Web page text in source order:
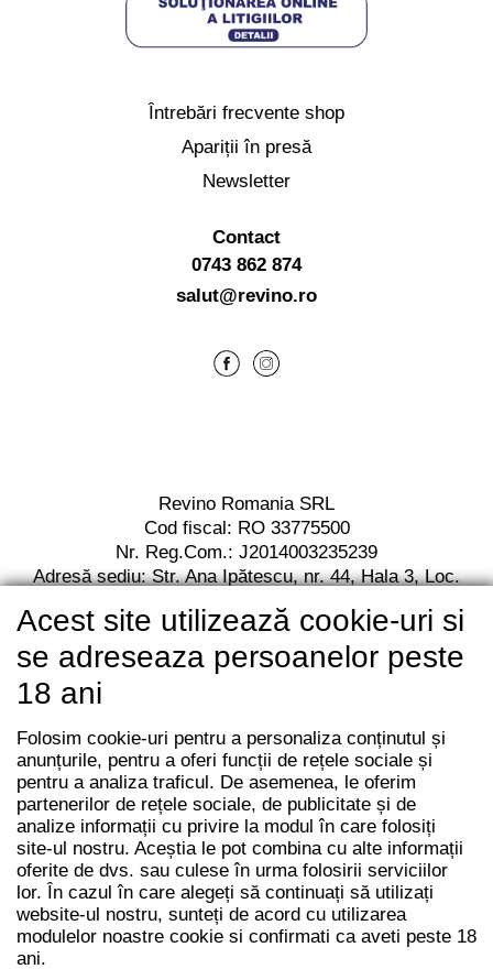
Întrebări frecvente shop
Apariții în presă
Newsletter
Contact
0743 862 874
salut@revino.ro
Revino Romania SRL
Cod fiscal: RO 33775500
Nr. Reg.Com.: J2014003235239
Adresă sediu: Str. Ana Ipătescu,nr. 44, Hala 3,Loc.
RO13 BACX 0000 0010 7112 2001
Unicredit Bank
Acest site utilizează cookie-uri si
se adreseaza persoanelor peste
18 ani
Folosim cookie-uri pentru a personaliza conținutul și
anunțurile, pentru a oferi funcții de rețele sociale și
pentru a analiza traficul. De asemenea, le oferim
partenerilor de rețele sociale, de publicitate și de
analize informații cu privire la modul în care folosiți
site-ul nostru. Aceștia le pot combina cu alte informații
oferite de dvs. sau culese în urma folosirii serviciilor
lor. În cazul în care alegeți să continuați să utilizați
website-ul nostru, sunteți de acord cu utilizarea
modulelor noastre cookie si confirmati ca aveti peste 18
ani.